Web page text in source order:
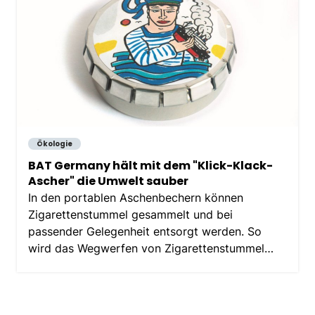
Ökologie
BAT Germany hält mit dem "Klick-Klack-
Ascher" die Umwelt sauber
In den portablen Aschenbechern können
Zigarettenstummel gesammelt und bei
passender Gelegenheit entsorgt werden. So
wird das Wegwerfen von Zigarettenstummel